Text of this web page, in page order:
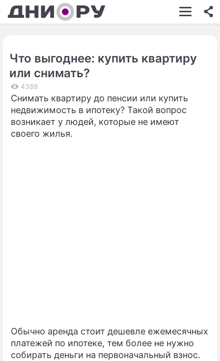
ШОУ-БИЗНЕС
КИНО
ЗДОРОВЬЕ
ЭКОНОМИКА
Что выгоднее: купить квартиру
или снимать?
4388
Снимать квартиру до пенсии или купить
недвижимость в ипотеку? Такой вопрос
возникает у людей, которые не имеют
своего жилья.
Обычно аренда стоит дешевле ежемесячных
платежей по ипотеке, тем более не нужно
собирать деньги на первоначальный взнос.